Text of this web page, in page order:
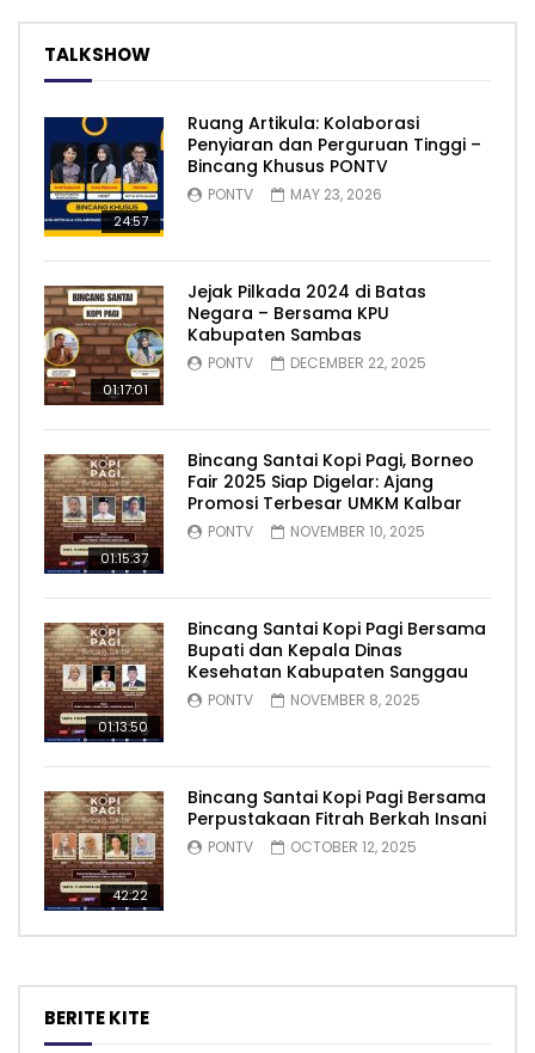
TALKSHOW
24:57
Ruang Artikula: Kolaborasi
Penyiaran dan Perguruan Tinggi –
Bincang Khusus PONTV
PONTV MAY 23, 2026
01:17:01
Jejak Pilkada 2024 di Batas
Negara – Bersama KPU
Kabupaten Sambas
PONTV DECEMBER 22, 2025
01:15:37
Bincang Santai Kopi Pagi, Borneo
Fair 2025 Siap Digelar: Ajang
Promosi Terbesar UMKM Kalbar
PONTV NOVEMBER 10, 2025
01:13:50
Bincang Santai Kopi Pagi Bersama
Bupati dan Kepala Dinas
Kesehatan Kabupaten Sanggau
PONTV NOVEMBER 8, 2025
42:22
Bincang Santai Kopi Pagi Bersama
Perpustakaan Fitrah Berkah Insani
PONTV OCTOBER 12, 2025
BERITE KITE